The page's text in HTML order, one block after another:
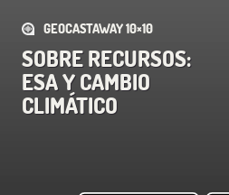
GEOCASTAWAY 10×10
SOBRE RECURSOS:
ESA Y CAMBIO
CLIMÁTICO